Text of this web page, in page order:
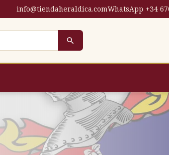
info@tiendaheraldica.comWhatsApp +34